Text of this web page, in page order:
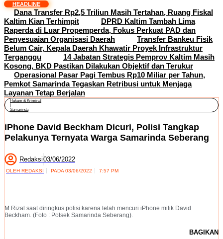
HEADLINE
Dana Transfer Rp2,5 Triliun Masih Tertahan, Ruang Fiskal
Kaltim Kian Terhimpit
DPRD Kaltim Tambah Lima
Raperda di Luar Propemperda, Fokus Perkuat PAD dan
Penyesuaian Organisasi Daerah
Transfer Bankeu Fisik
Belum Cair, Kepala Daerah Khawatir Proyek Infrastruktur
Terganggu
14 Jabatan Strategis Pemprov Kaltim Masih
Kosong, BKD Pastikan Dilakukan Objektif dan Terukur
Operasional Pasar Pagi Tembus Rp10 Miliar per Tahun,
Pemkot Samarinda Tegaskan Retribusi untuk Menjaga
Layanan Tetap Berjalan
Hukum & Kriminal
Samarinda
iPhone David Beckham Dicuri, Polisi Tangkap
Pelakunya Ternyata Warga Samarinda Seberang
Redaksi03/06/2022
OLEH REDAKSI PADA 03/06/2022 7:57 PM
M Rizal saat diringkus polisi karena telah mencuri iPhone milik David
Beckham. (Foto : Polsek Samarinda Seberang).
BAGIKAN